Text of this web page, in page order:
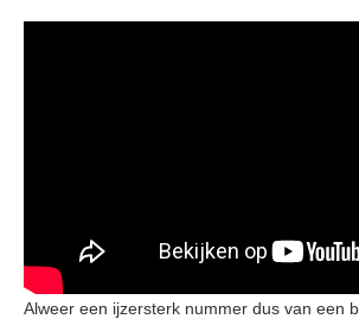
Alweer een ijzersterk nummer dus van een